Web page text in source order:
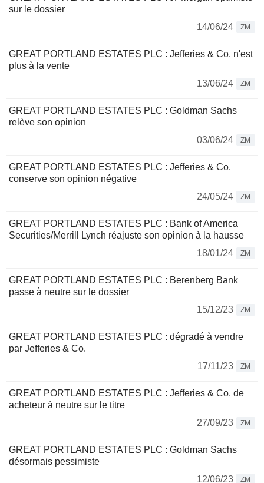
sur le dossier
14/06/24
ZM
GREAT PORTLAND ESTATES PLC : Jefferies & Co. n'est
plus à la vente
13/06/24
ZM
GREAT PORTLAND ESTATES PLC : Goldman Sachs
relève son opinion
03/06/24
ZM
GREAT PORTLAND ESTATES PLC : Jefferies & Co.
conserve son opinion négative
24/05/24
ZM
GREAT PORTLAND ESTATES PLC : Bank of America
Securities/Merrill Lynch réajuste son opinion à la hausse
18/01/24
ZM
GREAT PORTLAND ESTATES PLC : Berenberg Bank
passe à neutre sur le dossier
15/12/23
ZM
GREAT PORTLAND ESTATES PLC : dégradé à vendre
par Jefferies & Co.
17/11/23
ZM
GREAT PORTLAND ESTATES PLC : Jefferies & Co. de
acheteur à neutre sur le titre
27/09/23
ZM
GREAT PORTLAND ESTATES PLC : Goldman Sachs
désormais pessimiste
12/06/23
ZM